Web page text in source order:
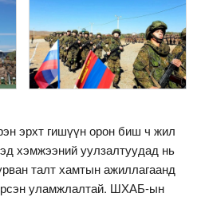
эрхт гишүүн орон биш ч жил
хэмжээний уулзалтуудад нь
талт хамтын ажиллагаанд
уламжлалтай. ШХАБ-ын